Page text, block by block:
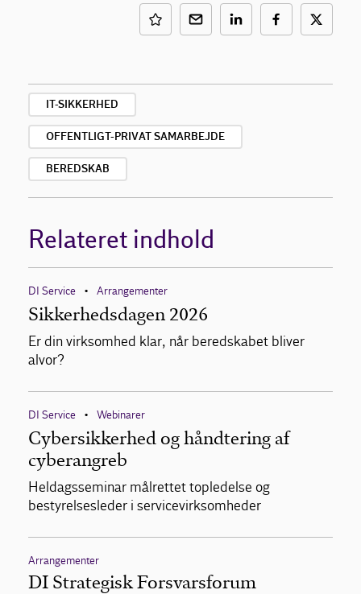
IT-SIKKERHED
OFFENTLIGT-PRIVAT SAMARBEJDE
BEREDSKAB
Relateret indhold
DI Service • Arrangementer
Sikkerhedsdagen 2026
Er din virksomhed klar, når beredskabet bliver
alvor?
DI Service • Webinarer
Cybersikkerhed og håndtering af
cyberangreb
Heldagsseminar målrettet topledelse og
bestyrelsesleder i servicevirksomheder
Arrangementer
DI Strategisk Forsvarsforum